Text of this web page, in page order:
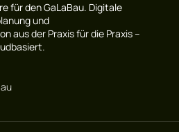
für den GaLaBau. Digitale
und
aus der Praxis für die Praxis –